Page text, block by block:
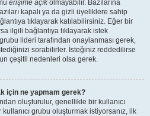
erişime açıkolmayabilir. Bazılarına
kapalı ya da gizli üyeliklere sahip
tıklayarak katılabilirsiniz. Eğer bir
ilgili bağlantıya tıklayarak istek
lideri tarafından onaylanması gerek,
sorabilirler. İsteğiniz reddedilirse
çeşitli nedenleri olsa gerek.
için ne yapmam gerek?
oluşturulur, genellikle bir kullanıcı
grubu oluşturmak istiyorsanız, ilk